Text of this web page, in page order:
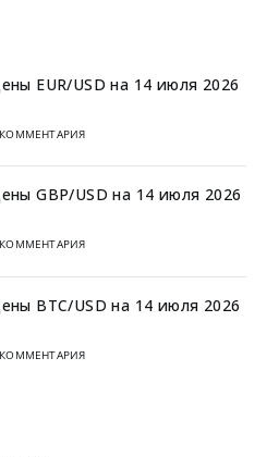
EUR/USD на 14 июля 2026
GBP/USD на 14 июля 2026
BTC/USD на 14 июля 2026